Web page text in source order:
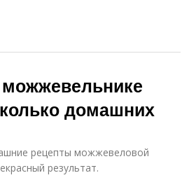
домашних
рецепты можжевеловой
результат.